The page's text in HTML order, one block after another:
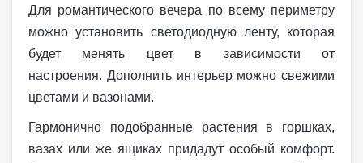
Для романтического вечера по всему периметру
можно установить светодиодную ленту, которая
будет менять цвет в зависимости от
настроения. Дополнить интерьер можно свежими
цветами и вазонами.
Гармонично подобранные растения в горшках,
вазах или же ящиках придадут особый комфорт.